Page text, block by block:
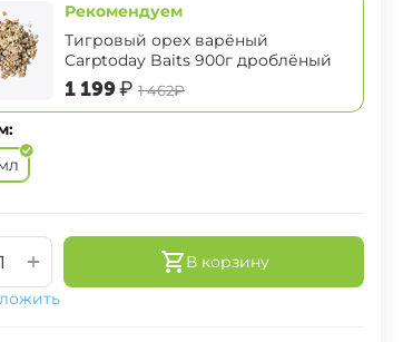
Рекомендуем
Тигровый орех варёный
Carptoday Baits 900г дроблёный
‍1 199‍₽ ‍1 462‍₽
+
В корзину